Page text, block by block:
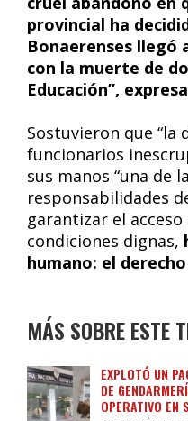
provincial ha
Bonaerenses llegó
con la muerte de
Educación”,
Sostuvieron que “la
funcionarios
sus manos “una de
responsabilidades
garantizar el acceso
condiciones dignas,
humano: el
MÁS SOBRE ESTE
EXPLOTÓ UN
DE
OPERATIVO EN